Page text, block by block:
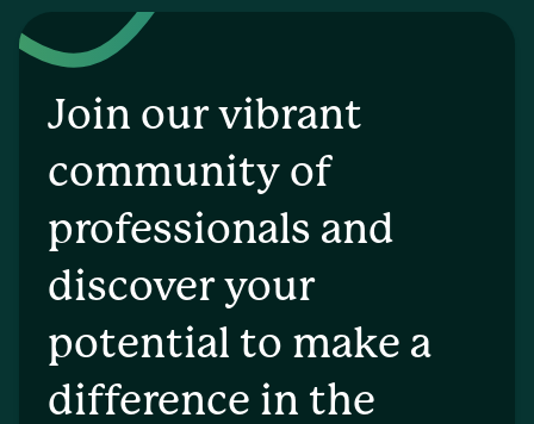
Join our vibrant
community of
professionals and
discover your
potential to make a
difference in the